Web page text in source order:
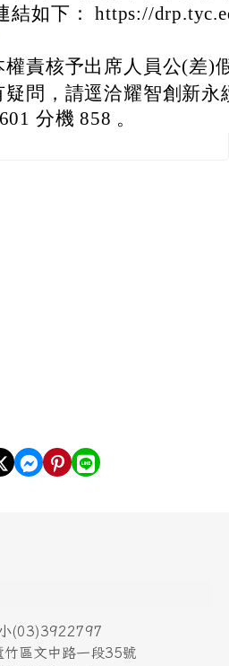
結如下： https://
權責核予出席人員公(差)
疑問，請逕洽耀智創新
分機 858 。
(03)3922797
區文中路一段35號